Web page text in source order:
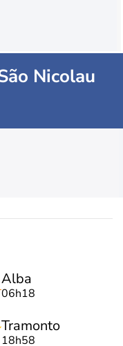
Nicolau
Alba
06h18
Tramonto
18h58